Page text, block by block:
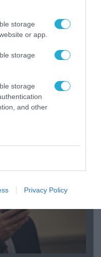
storage
or app.
storage
storage
and other
Privacy Policy
στο Ντονέτσκ